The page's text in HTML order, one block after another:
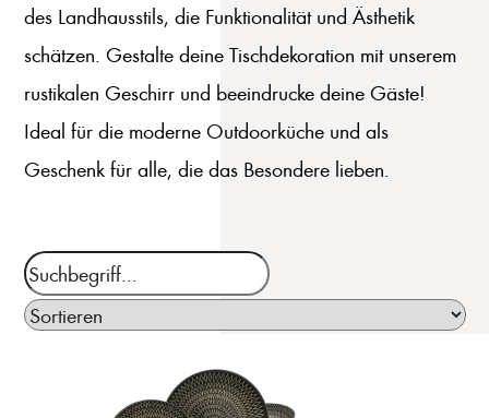
des Landhausstils, die Funktionalität und Ästhetik
schätzen. Gestalte deine Tischdekoration mit unserem
rustikalen Geschirr und beeindrucke deine Gäste!
Ideal für die moderne Outdoorküche und als
Geschenk für alle, die das Besondere lieben.